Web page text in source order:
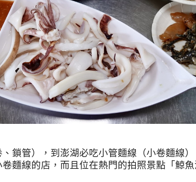
鎖管），到澎湖必吃小管麵線（小卷麵線
麵線的店，而且位在熱門的拍照景點「鯨